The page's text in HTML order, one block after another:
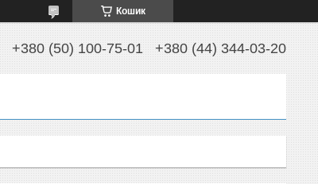
Кошик
+380 (50) 100-75-01 +380 (44) 344-03-20